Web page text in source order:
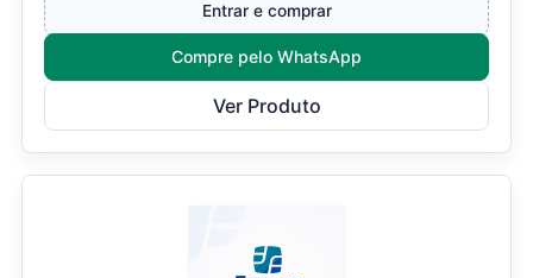
Entrar e comprar
Compre pelo WhatsApp
Ver Produto